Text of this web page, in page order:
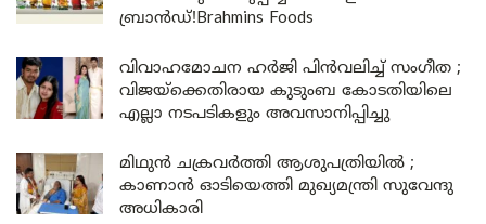
ബ്രാൻഡ്!Brahmins Foods
വിവാഹമോചന ഹർജി പിൻവലിച്ച് സംഗീത ;
വിജയ്ക്കെതിരായ കുടുംബ കോടതിയിലെ
എല്ലാ നടപടികളും അവസാനിപ്പിച്ചു
മിഥുൻ ചക്രവർത്തി ആശുപത്രിയിൽ ;
കാണാൻ ഓടിയെത്തി മുഖ്യമന്ത്രി സുവേന്ദു
അധികാരി